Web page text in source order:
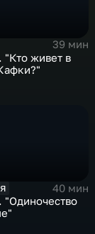
39 мин
живет в
40 мин